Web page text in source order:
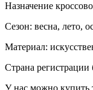
Назначение
Сезон: весна, лето,
Материал:
Страна